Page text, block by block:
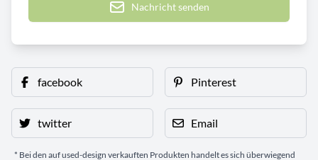
Nachricht senden
facebook Pinterest
twitter Email
* Bei den auf used-design verkauften Produkten handelt es sich überwiegend